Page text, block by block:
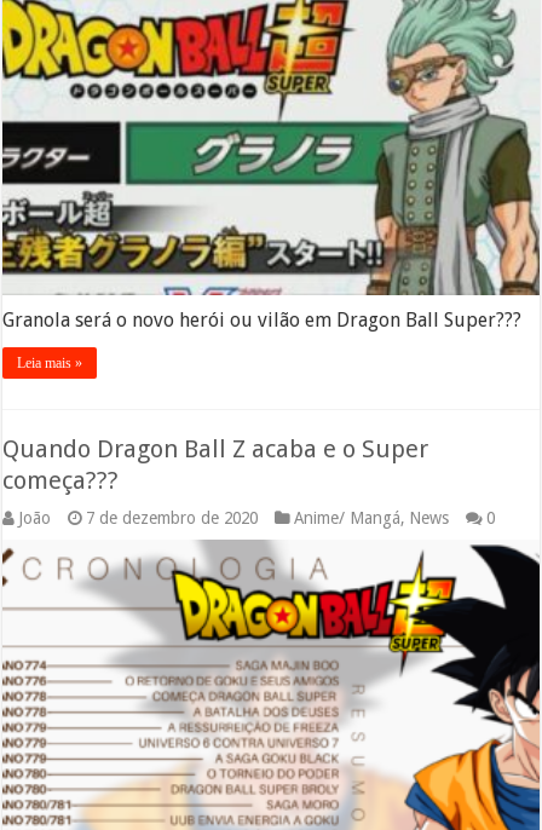
Granola será o novo herói ou vilão em Dragon Ball Super???
Leia mais »
Quando Dragon Ball Z acaba e o Super
começa???
João 7 de dezembro de 2020 Anime/ Mangá, News 0